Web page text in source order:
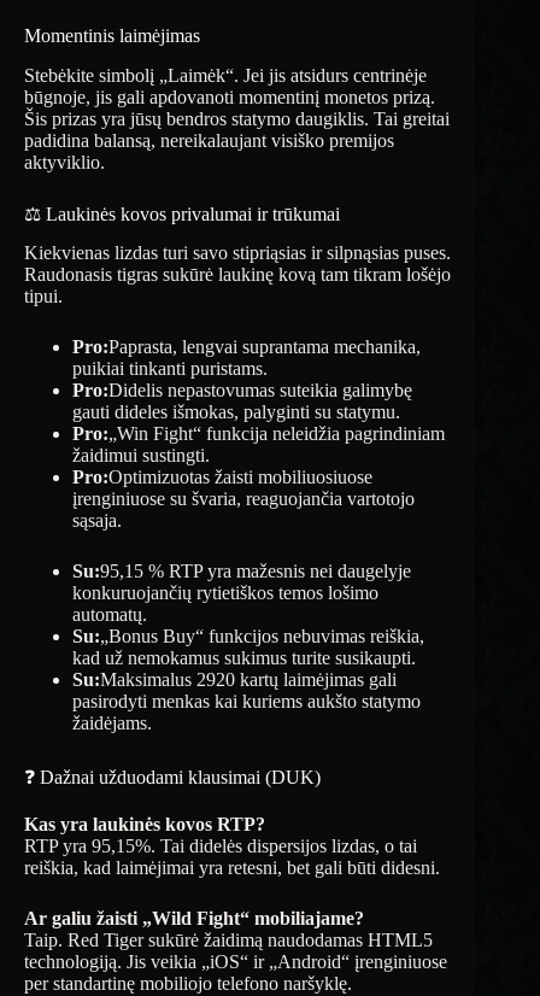
Momentinis laimėjimas
Stebėkite simbolį „Laimėk“. Jei jis atsidurs centrinėje
būgnoje, jis gali apdovanoti momentinį monetos prizą.
Šis prizas yra jūsų bendros statymo daugiklis. Tai greitai
padidina balansą, nereikalaujant visiško premijos
aktyviklio.
⚖️ Laukinės kovos privalumai ir trūkumai
Kiekvienas lizdas turi savo stipriąsias ir silpnąsias puses.
Raudonasis tigras sukūrė laukinę kovą tam tikram lošėjo
tipui.
Pro:Paprasta, lengvai suprantama mechanika,
puikiai tinkanti puristams.
Pro:Didelis nepastovumas suteikia galimybę
gauti dideles išmokas, palyginti su statymu.
Pro:„Win Fight“ funkcija neleidžia pagrindiniam
žaidimui sustingti.
Pro:Optimizuotas žaisti mobiliuosiuose
įrenginiuose su švaria, reaguojančia vartotojo
sąsaja.
Su:95,15 % RTP yra mažesnis nei daugelyje
konkuruojančių rytietiškos temos lošimo
automatų.
Su:„Bonus Buy“ funkcijos nebuvimas reiškia,
kad už nemokamus sukimus turite susikaupti.
Su:Maksimalus 2920 kartų laimėjimas gali
pasirodyti menkas kai kuriems aukšto statymo
žaidėjams.
❓ Dažnai užduodami klausimai (DUK)
Kas yra laukinės kovos RTP?
RTP yra 95,15%. Tai didelės dispersijos lizdas, o tai
reiškia, kad laimėjimai yra retesni, bet gali būti didesni.
Ar galiu žaisti „Wild Fight“ mobiliajame?
Taip. Red Tiger sukūrė žaidimą naudodamas HTML5
technologiją. Jis veikia „iOS“ ir „Android“ įrenginiuose
per standartinę mobiliojo telefono naršyklę.